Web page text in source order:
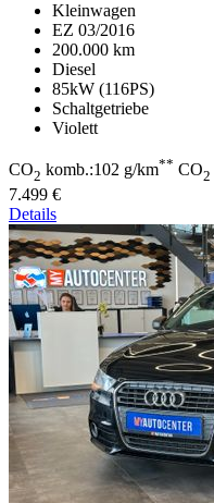
Kleinwagen
EZ 03/2016
200.000 km
Diesel
85kW (116PS)
Schaltgetriebe
Violett
CO2 komb.:102 g/km** CO2
7.499 €
Details